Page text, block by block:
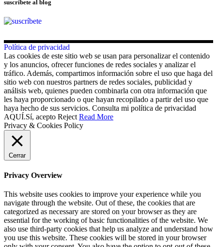
suscríbete al blog
Política de privacidad
Las cookies de este sitio web se usan para personalizar el contenido
y los anuncios, ofrecer funciones de redes sociales y analizar el
tráfico. Además, compartimos información sobre el uso que haga del
sitio web con nuestros partners de redes sociales, publicidad y
análisis web, quienes pueden combinarla con otra información que
les haya proporcionado o que hayan recopilado a partir del uso que
haya hecho de sus servicios. Consulta mi política de privacidad
AQUÍ.Sí, acepto Reject Read More
Privacy & Cookies Policy
Cerrar
Privacy Overview
This website uses cookies to improve your experience while you
navigate through the website. Out of these, the cookies that are
categorized as necessary are stored on your browser as they are
essential for the working of basic functionalities of the website. We
also use third-party cookies that help us analyze and understand how
you use this website. These cookies will be stored in your browser